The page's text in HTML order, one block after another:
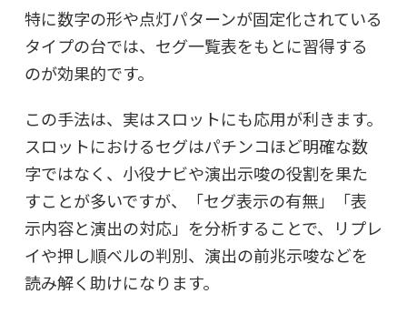
特に数字の形や点灯パターンが固定化されている
タイプの台では、セグ一覧表をもとに習得する
のが効果的です。
この手法は、実はスロットにも応用が利きます。
スロットにおけるセグはパチンコほど明確な数
字ではなく、小役ナビや演出示唆の役割を果た
すことが多いですが、「セグ表示の有無」「表
示内容と演出の対応」を分析することで、リプレ
イや押し順ベルの判別、演出の前兆示唆などを
読み解く助けになります。